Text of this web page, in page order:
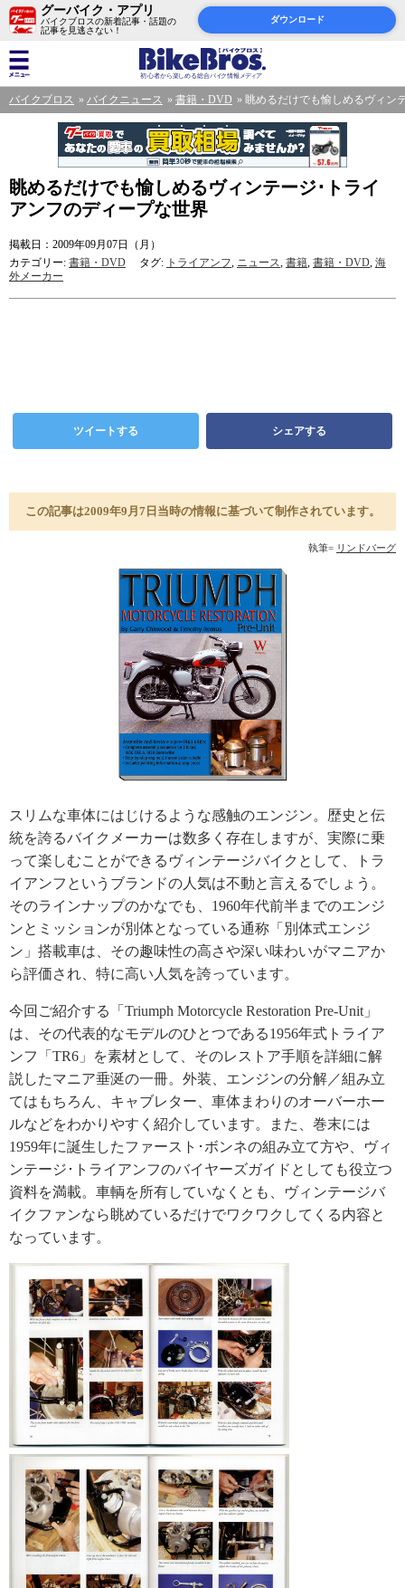
グーバイク・アプリ
バイクブロスの新着記事・話題の
記事を見逃さない！
ダウンロード
バイクブロス バイクニュース 書籍・DVD 眺めるだけでも愉しめるヴィン
眺めるだけでも愉しめるヴィンテージ･トライ
アンフのディープな世界
掲載日：2009年09月07日（月）
カテゴリー: 書籍・DVD タグ: トライアンフ, ニュース, 書籍, 書籍・DVD, 海
外メーカー
ツイートする シェアする
この記事は2009年9月7日当時の情報に基づいて制作されています。
執筆= リンドバーグ
スリムな車体にはじけるような感触のエンジン。歴史と伝
統を誇るバイクメーカーは数多く存在しますが、実際に乗
って楽しむことができるヴィンテージバイクとして、トラ
イアンフというブランドの人気は不動と言えるでしょう。
そのラインナップのかなでも、1960年代前半までのエンジ
ンとミッションが別体となっている通称「別体式エンジ
ン」搭載車は、その趣味性の高さや深い味わいがマニアか
ら評価され、特に高い人気を誇っています。
今回ご紹介する「Triumph Motorcycle Restoration Pre-Unit」
は、その代表的なモデルのひとつである1956年式トライア
ンフ「TR6」を素材として、そのレストア手順を詳細に解
説したマニア垂涎の一冊。外装、エンジンの分解／組み立
てはもちろん、キャブレター、車体まわりのオーバーホー
ルなどをわかりやすく紹介しています。また、巻末には
1959年に誕生したファースト･ボンネの組み立て方や、ヴィ
ンテージ･トライアンフのバイヤーズガイドとしても役立つ
資料を満載。車輌を所有していなくとも、ヴィンテージバ
イクファンなら眺めているだけでワクワクしてくる内容と
なっています。